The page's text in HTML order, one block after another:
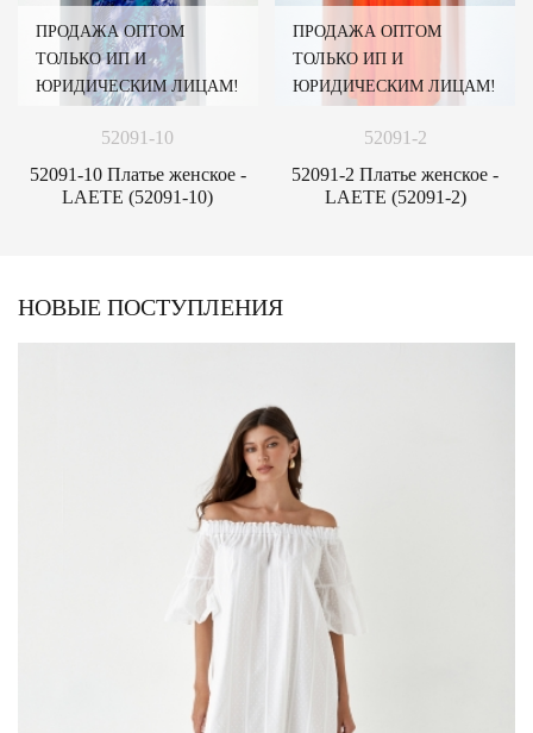
ПРОДАЖА ОПТОМ
ТОЛЬКО ИП И
ЮРИДИЧЕСКИМ ЛИЦАМ!
52091-10
52091-10 Платье женское -
LAETE (52091-10)
ПРОДАЖА ОПТОМ
ТОЛЬКО ИП И
ЮРИДИЧЕСКИМ ЛИЦАМ!
52091-2
52091-2 Платье женское -
LAETE (52091-2)
НОВЫЕ ПОСТУПЛЕНИЯ